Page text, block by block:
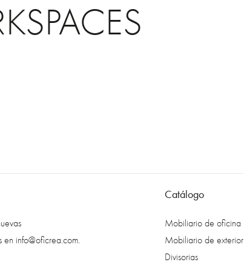
en info@oficrea.com.
Catálogo
Mobiliario de oficina
Mobiliario de exterior
Divisorias